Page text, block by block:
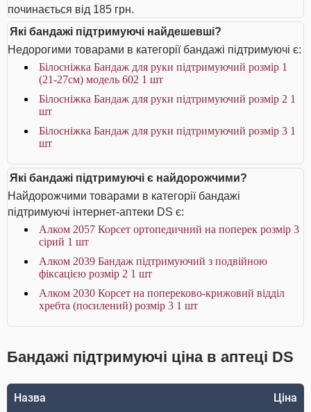
починається від 185 грн.
Які бандажі підтримуючі найдешевші?
Недорогими товарами в категорії бандажі підтримуючі є:
Білосніжка Бандаж для руки підтримуючий розмір 1
(21-27см) модель 602 1 шт
Білосніжка Бандаж для руки підтримуючий розмір 2 1
шт
Білосніжка Бандаж для руки підтримуючий розмір 3 1
шт
Які бандажі підтримуючі є найдорожчими?
Найдорожчими товарами в категорії бандажі
підтримуючі інтернет-аптеки DS є:
Алком 2057 Корсет ортопедичний на поперек розмір 3
сірий 1 шт
Алком 2039 Бандаж підтримуючий з подвійною
фіксацією розмір 2 1 шт
Алком 2030 Корсет на попереково-крижовий відділ
хребта (посилений) розмір 3 1 шт
Бандажі підтримуючі ціна в аптеці DS
Назва Ціна